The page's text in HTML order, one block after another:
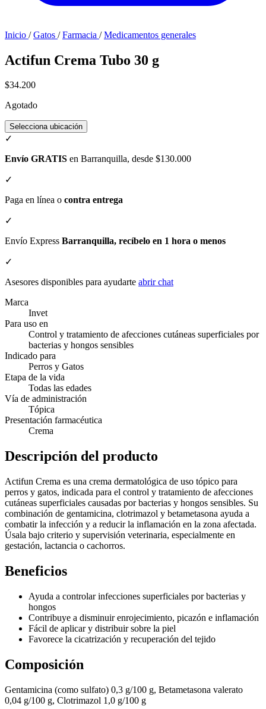
Inicio / Gatos / Farmacia / Medicamentos generales
Actifun Crema Tubo 30 g
$34.200
Agotado
Selecciona ubicación
✓
Envío GRATIS en Barranquilla, desde $130.000
✓
Paga en línea o contra entrega
✓
Envío Express Barranquilla, recíbelo en 1 hora o menos
✓
Asesores disponibles para ayudarte abrir chat
Marca
Invet
Para uso en
Control y tratamiento de afecciones cutáneas superficiales por
bacterias y hongos sensibles
Indicado para
Perros y Gatos
Etapa de la vida
Todas las edades
Vía de administración
Tópica
Presentación farmacéutica
Crema
Descripción del producto
Actifun Crema es una crema dermatológica de uso tópico para
perros y gatos, indicada para el control y tratamiento de afecciones
cutáneas superficiales causadas por bacterias y hongos sensibles. Su
combinación de gentamicina, clotrimazol y betametasona ayuda a
combatir la infección y a reducir la inflamación en la zona afectada.
Úsala bajo criterio y supervisión veterinaria, especialmente en
gestación, lactancia o cachorros.
Beneficios
Ayuda a controlar infecciones superficiales por bacterias y
hongos
Contribuye a disminuir enrojecimiento, picazón e inflamación
Fácil de aplicar y distribuir sobre la piel
Favorece la cicatrización y recuperación del tejido
Composición
Gentamicina (como sulfato) 0,3 g/100 g, Betametasona valerato
0,04 g/100 g, Clotrimazol 1,0 g/100 g